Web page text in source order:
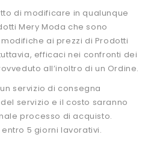
di modificare in qualunque
Mery Moda che sono
ai prezzi di Prodotti
efficaci nei confronti dei
all’inoltro di un Ordine.
servizio di consegna
servizio e il costo saranno
processo di acquisto.
5 giorni lavorativi.